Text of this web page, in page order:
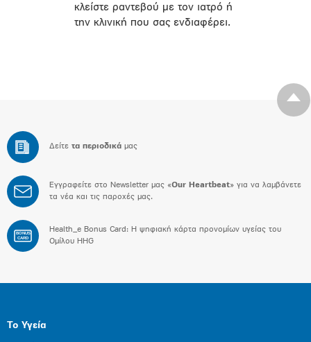
κλείστε ραντεβού με τον ιατρό ή
την κλινική που σας ενδιαφέρει.
Δείτε τα περιοδικά μας
Εγγραφείτε στο Newsletter μας «Our Heartbeat» για να λαμβάνετε
τα νέα και τις παροχές μας.
BONUS
CARD
Health_e Bonus Card: H ψηφιακή κάρτα προνομίων υγείας του
Ομίλου HHG
Το Υγεία